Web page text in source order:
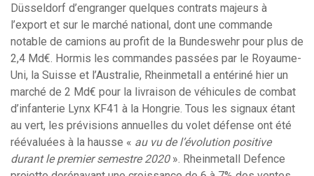
Düsseldorf d’engranger quelques contrats majeurs à
l’export et sur le marché national, dont une commande
notable de camions au profit de la Bundeswehr pour plus de
2,4 Md€. Hormis les commandes passées par le Royaume-
Uni, la Suisse et l’Australie, Rheinmetall a entériné hier un
marché de 2 Md€ pour la livraison de véhicules de combat
d’infanterie Lynx KF41 à la Hongrie. Tous les signaux étant
au vert, les prévisions annuelles du volet défense ont été
réévaluées à la hausse « au vu de l’évolution positive
durant le premier semestre 2020». Rheinmetall Defence